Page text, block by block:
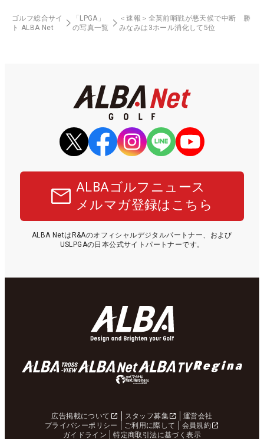
ゴルフ総合サイ
ト ALBA Net
「LPGA」
の写真一覧
＜速報＞全英前哨戦が悪天候で中断 勝
みなみは3ホール消化して5位
ALBAゴルフニュース
メルマガ登録はこちら
ALBA NetはR&Aのオフィシャルデジタルパートナー、および
USLPGAの日本公式サイトパートナーです。
広告掲載について スタッフ募集
運営会社
プライバシーポリシー
ご利用に際して
会員規約
ガイドライン
特定商取引法に基づく表示